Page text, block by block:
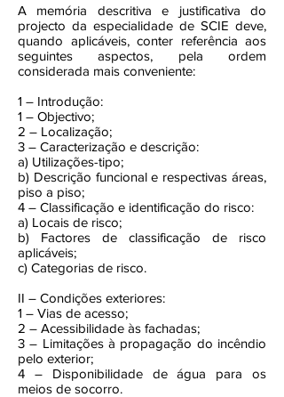
A memória descritiva e justificativa do
projecto da especialidade de SCIE deve,
quando aplicáveis, conter referência aos
seguintes aspectos, pela ordem
considerada mais conveniente:
1 – Introdução:
1 – Objectivo;
2 – Localização;
3 – Caracterização e descrição:
a) Utilizações-tipo;
b) Descrição funcional e respectivas áreas,
piso a piso;
4 – Classificação e identificação do risco:
a) Locais de risco;
b) Factores de classificação de risco
aplicáveis;
c) Categorias de risco.
II – Condições exteriores:
1 – Vias de acesso;
2 – Acessibilidade às fachadas;
3 – Limitações à propagação do incêndio
pelo exterior;
4 – Disponibilidade de água para os
meios de socorro.